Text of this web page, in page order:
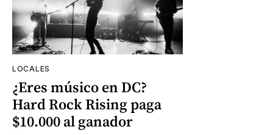
LOCALES
¿Eres músico en DC?
Hard Rock Rising paga
$10.000 al ganador